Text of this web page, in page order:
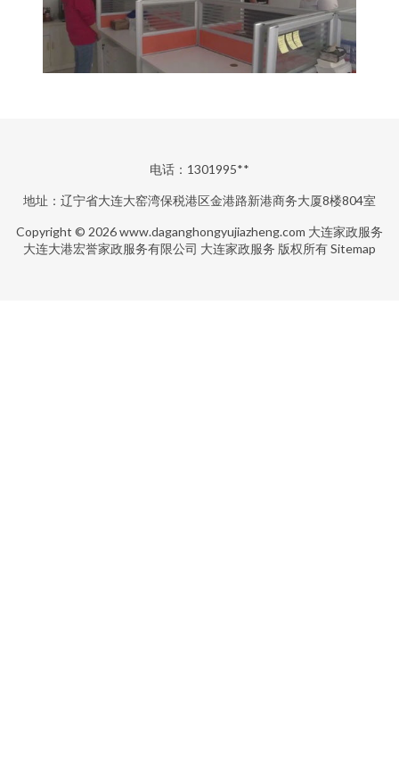
电话：1301995**
地址：辽宁省大连大窑湾保税港区金港路新港商务大厦8楼804室
Copyright © 2026www.daganghongyujiazheng.com 大连家政服务
大连大港宏誉家政服务有限公司 大连家政服务 版权所有Sitemap